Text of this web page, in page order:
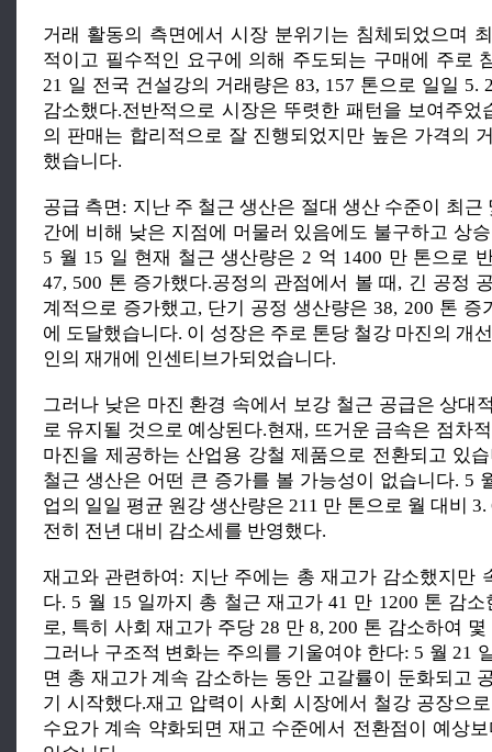
거래 활동의 측면에서 시장 분위기는 침체되었으며
적이고 필수적인 요구에 의해 주도되는 구매에 주로
21 일 전국 건설강의 거래량은 83, 157 톤으로 일일 5.
감소했다.전반적으로 시장은 뚜렷한 패턴을 보여주었
의 판매는 합리적으로 잘 진행되었지만 높은 가격의
했습니다.
공급 측면: 지난 주 철근 생산은 절대 생산 수준이 최근
간에 비해 낮은 지점에 머물러 있음에도 불구하고 상
5 월 15 일 현재 철근 생산량은 2 억 1400 만 톤으로
47, 500 톤 증가했다.공정의 관점에서 볼 때, 긴 공정
계적으로 증가했고, 단기 공정 생산량은 38, 200 톤 증
에 도달했습니다. 이 성장은 주로 톤당 철강 마진의 개
인의 재개에 인센티브가되었습니다.
그러나 낮은 마진 환경 속에서 보강 철근 공급은 상대
로 유지될 것으로 예상된다.현재, 뜨거운 금속은 점차
마진을 제공하는 산업용 강철 제품으로 전환되고 있
철근 생산은 어떤 큰 증가를 볼 가능성이 없습니다. 5
업의 일일 평균 원강 생산량은 211 만 톤으로 월 대비
전히 전년 대비 감소세를 반영했다.
재고와 관련하여: 지난 주에는 총 재고가 감소했지만
다. 5 월 15 일까지 총 철근 재고가 41 만 1200 톤 감소
로, 특히 사회 재고가 주당 28 만 8, 200 톤 감소하여
그러나 구조적 변화는 주의를 기울여야 한다: 5 월 21
면 총 재고가 계속 감소하는 동안 고갈률이 둔화되고
기 시작했다.재고 압력이 사회 시장에서 철강 공장으
수요가 계속 약화되면 재고 수준에서 전환점이 예상